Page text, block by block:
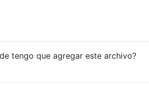
tengo que agregar este archivo?